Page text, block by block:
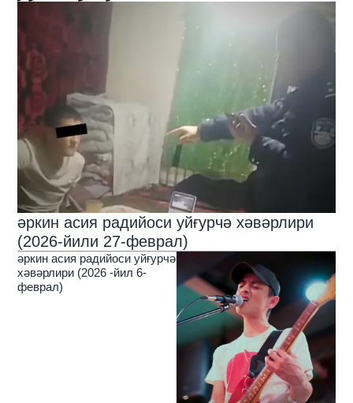
әркин асия радийоси уйғурчә хәвәрлири
(2026-йили 27-феврал)
әркин асия радийоси уйғурчә
хәвәрлири (2026 -йил 6-
феврал)